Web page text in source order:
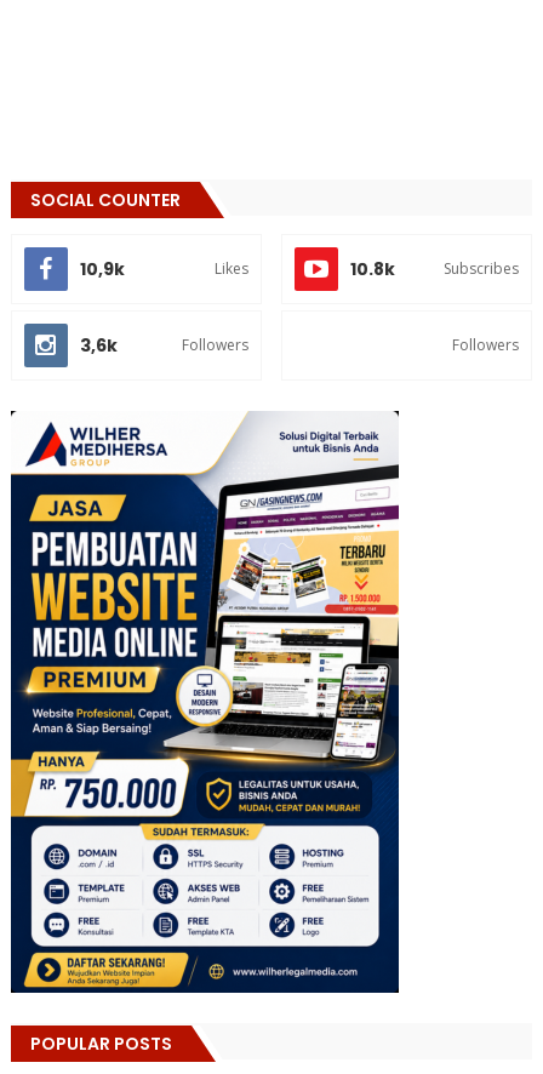
SOCIAL COUNTER
10,9k Likes 10.8k Subscribes
3,6k Followers Followers
POPULAR POSTS